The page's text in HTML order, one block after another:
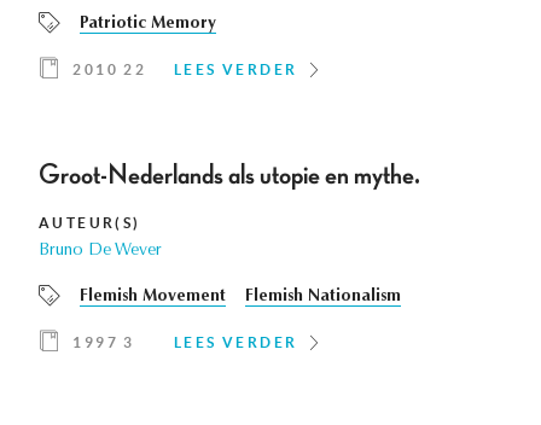
Patriotic Memory
2010 22 LEES VERDER
Groot-Nederlands als utopie en mythe.
AUTEUR(S)
Bruno De Wever
Flemish Movement Flemish Nationalism
1997 3 LEES VERDER